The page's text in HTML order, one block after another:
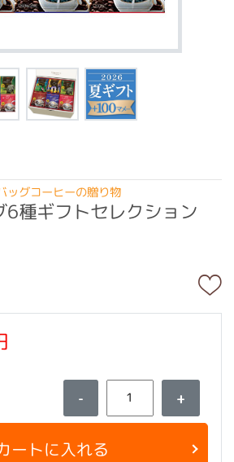
ッグコーヒーの贈り物
6種ギフトセレクション
- +
ートに入れる